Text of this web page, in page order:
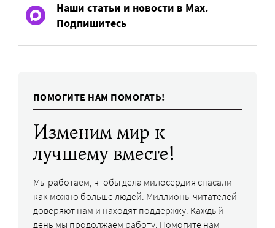
Наши статьи и новости в Max.
Подпишитесь
ПОМОГИТЕ НАМ ПОМОГАТЬ!
Изменим мир к
лучшему вместе!
Мы работаем, чтобы дела милосердия спасали
как можно больше людей. Миллионы читателей
доверяют нам и находят поддержку. Каждый
день мы продолжаем работу. Помогите нам